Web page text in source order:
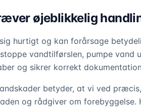
øjeblikkelig
hurtigt og kan forårsage
vandtilførslen, pumpe vand
og sikrer korrekt
betyder, at vi ved
og rådgiver om